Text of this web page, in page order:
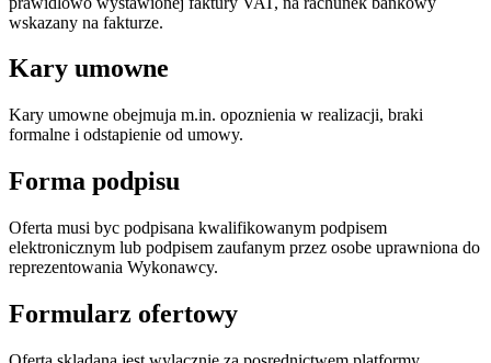
wskazany na fakturze.
Kary umowne
Kary umowne obejmuja m.in. opoznienia w realizacji, braki
formalne i odstapienie od umowy.
Forma podpisu
Oferta musi byc podpisana kwalifikowanym podpisem
elektronicznym lub podpisem zaufanym przez osobe uprawniona do
reprezentowania Wykonawcy.
Formularz ofertowy